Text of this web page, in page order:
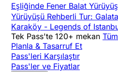
Eşliğinde Fener Balat
Yürüyüşü Rehberli Tur:
Karaköy - Legends of
Tek Pass'te 120+ mekan
Planla & Tasarruf Et
Pass'leri Karşılaştır
Pass'ler ve Fiyatlar